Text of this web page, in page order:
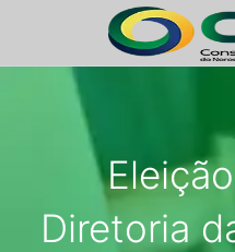
Diretoria